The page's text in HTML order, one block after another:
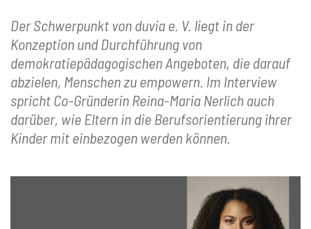
Der Schwerpunkt von duvia e. V. liegt in der
Konzeption und Durchführung von
demokratiepädagogischen Angeboten, die darauf
abzielen, Menschen zu empowern. Im Interview
spricht Co-Gründerin Reina-Maria Nerlich auch
darüber, wie Eltern in die Berufsorientierung ihrer
Kinder mit einbezogen werden können.